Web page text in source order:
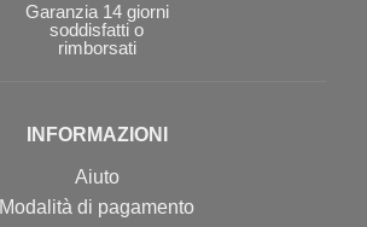
Garanzia 14 giorni
soddisfatti o
rimborsati
INFORMAZIONI
Aiuto
Modalità di pagamento